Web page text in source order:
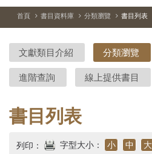
院-
臺
灣
史
研
究
首頁 書目資料庫 分類瀏覽 書目列表
文獻類目介紹 分類瀏覽
進階查詢 線上提供書目
書目列表
列印： 字型大小： 小 中 大